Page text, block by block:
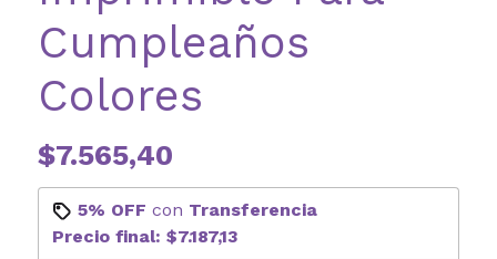
Cumpleaños
Colores
$7.565,40
5% OFF con Transferencia
Precio final: $7.187,13